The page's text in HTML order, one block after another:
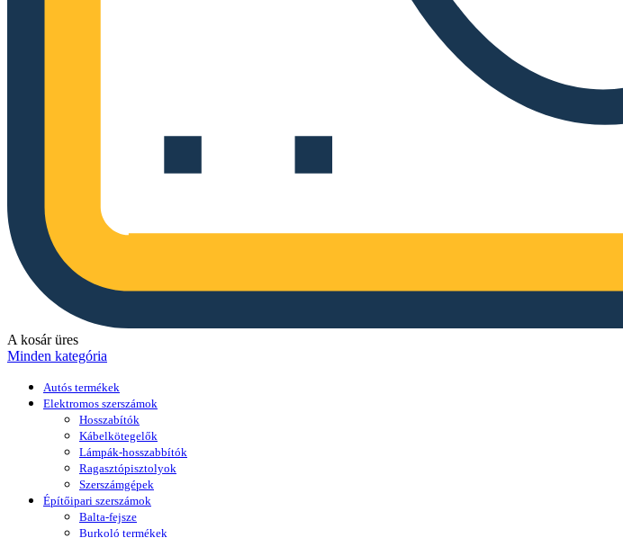
A kosár üres
Minden kategória
Autós termékek
Elektromos szerszámok
Hosszabítók
Kábelkötegelők
Lámpák-hosszabbítók
Ragasztópisztolyok
Szerszámgépek
Építőipari szerszámok
Balta-fejsze
Burkoló termékek